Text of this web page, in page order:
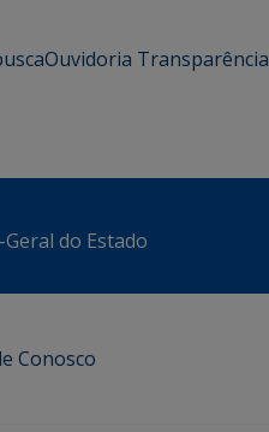
Ouvidoria Transparência
do Estado
Conosco